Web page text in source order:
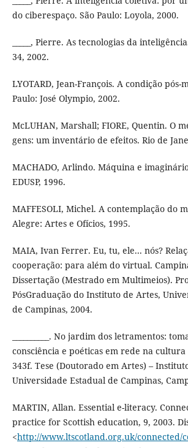
do ciberespaço. São Paulo: Loyola, 2000.
_____, Pierre. As tecnologias da
34, 2002.
LYOTARD, Jean-François. A condição pós-
Paulo: José Olympio, 2002.
McLUHAN, Marshall; FIORE, Quentin. O
gens: um inventário de efeitos. Rio de
MACHADO, Arlindo. Máquina e
EDUSP, 1996.
MAFFESOLI, Michel. A contemplação do
Alegre: Artes e Ofícios, 1995.
MAIA, Ivan Ferrer. Eu, tu, ele... nós?
cooperação: para além do virtual.
Dissertação (Mestrado em Multimeios).
PósGraduação do Instituto de Artes,
de Campinas, 2004.
__________. No jardim dos letramentos:
consciência e poéticas em rede na
343f. Tese (Doutorado em Artes) –
Universidade Estadual de Campinas,
MARTIN, Allan. Essential e-literacy.
practice for Scottish education, 9, 2003.
<http://www.ltscotland.org.uk/connected/